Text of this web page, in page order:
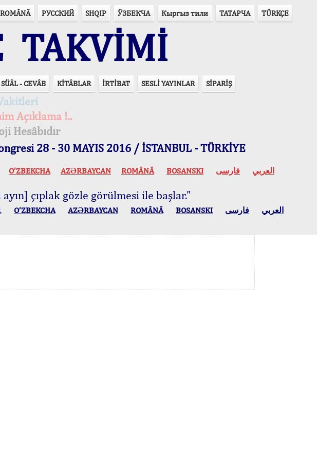
ROMÂNĂ РУССКИЙ SHQIP ЎЗБЕКЧА Кыргыз тили ТАТАРЧА TÜRKÇE
SÜÂL - CEVÂB KİTÂBLAR İRTİBAT SESLİ YAYINLAR SİPARİŞ
Açıklama !..
Hesâbıdır
28 - 30 MAYIS 2016 / İSTANBUL - TÜRKİYE
O’ZBEKCHA AZӘRBAYCAN ROMÂNĂ BOSANSKI العربي فارسی
çıplak gözle görülmesi ile başlar."
O’ZBEKCHA AZӘRBAYCAN ROMÂNĂ BOSANSKI العربي فارسی